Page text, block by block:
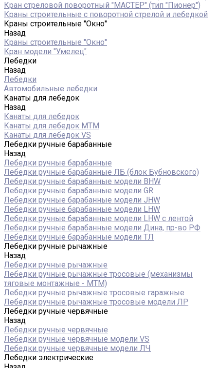
Кран стреловой поворотный "МАСТЕР" (тип "Пионер")
Краны строительные с поворотной стрелой и лебедкой
Краны строительные "Окно"
Назад
Краны строительные "Окно"
Кран модели "Умелец"
Лебедки
Назад
Лебедки
Автомобильные лебедки
Канаты для лебедок
Назад
Канаты для лебедок
Канаты для лебедок MTM
Канаты для лебедок VS
Лебедки ручные барабанные
Назад
Лебедки ручные барабанные
Лебедки ручные барабанные ЛБ (блок Бубновского)
Лебедки ручные барабанные модели BHW
Лебедки ручные барабанные модели GR
Лебедки ручные барабанные модели JHW
Лебедки ручные барабанные модели LHW
Лебедки ручные барабанные модели LHW c лентой
Лебедки ручные барабанные модели Дина, пр-во РФ
Лебедки ручные барабанные модели ТЛ
Лебедки ручные рычажные
Назад
Лебедки ручные рычажные
Лебедки ручные рычажные тросовые (механизмы
тяговые монтажные - МТМ)
Лебедки ручные рычажные тросовые гаражные
Лебедки ручные рычажные тросовые модели ЛР
Лебедки ручные червячные
Назад
Лебедки ручные червячные
Лебедки ручные червячные модели VS
Лебедки ручные червячные модели ЛЧ
Лебедки электрические